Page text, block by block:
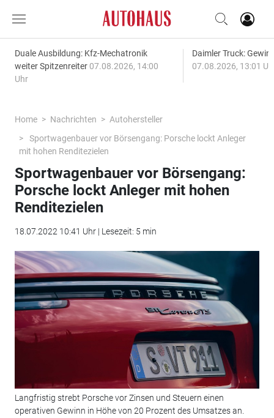
Duale Ausbildung: Kfz-Mechatronik
weiter Spitzenreiter 07.08.2026, 14:00
Uhr
Daimler Truck:
07.08.2026, 13:01
Home Nachrichten
Autohersteller
Sportwagenbauer vor Börsengang: Porsche lockt Anleger
mit hohen Renditezielen
Sportwagenbauer vor Börsengang:
Porsche lockt Anleger mit hohen
Renditezielen
18.07.2022 10:41 Uhr | Lesezeit: 5 min
Langfristig strebt Porsche vor Zinsen und Steuern einen
operativen Gewinn in Höhe von 20 Prozent des Umsatzes an.